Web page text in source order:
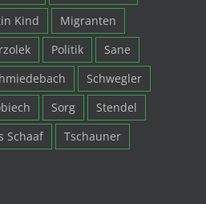
Kind
Migranten
Politik
Sane
Schwegler
Sorg
Stendel
Schaaf
Tschauner